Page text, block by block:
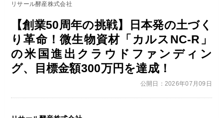
リサール酵産株式会社
【創業50周年の挑戦】日本発の土づく
り革命！微生物資材「カルスNC-R」
の米国進出クラウドファンディン
グ、目標金額300万円を達成！
公開日：2026年07月09日